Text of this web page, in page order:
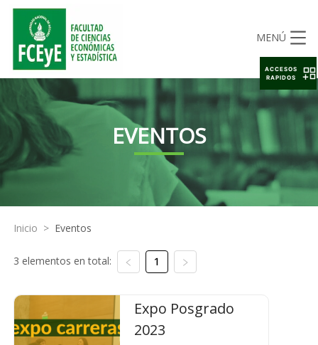
MENÚ
EVENTOS
Inicio > Eventos
3 elementos en total: 1
Expo Posgrado
2023
ACCESOS
RAPIDOS